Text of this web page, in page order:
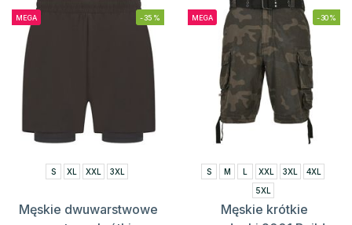
MEGA -35%
S XL XXL 3XL
Męskie dwuwarstwowe
MEGA -30%
S M L XXL 3XL
4XL
5XL
Męskie krótkie